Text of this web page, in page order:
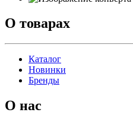
О товарах
Каталог
Новинки
Бренды
О нас